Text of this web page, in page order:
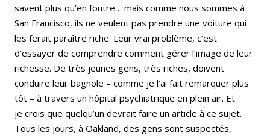
savent plus qu’en foutre… mais comme nous sommes à
San Francisco, ils ne veulent pas prendre une voiture qui
les ferait paraître riche. Leur vrai problème, c’est
d’essayer de comprendre comment gérer l’image de leur
richesse. De très jeunes gens, très riches, doivent
conduire leur bagnole – comme je l’ai fait remarquer plus
tôt – à travers un hôpital psychiatrique en plein air. Et
je crois que quelqu’un devrait faire un article à ce sujet.
Tous les jours, à Oakland, des gens sont suspectés,